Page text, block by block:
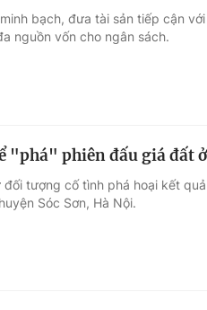
bạch, đưa tài sản tiếp cận
nguồn vốn cho ngân sách.
phiên đấu giá đất ở
tượng cố tình phá hoại kết
Sóc Sơn, Hà Nội.